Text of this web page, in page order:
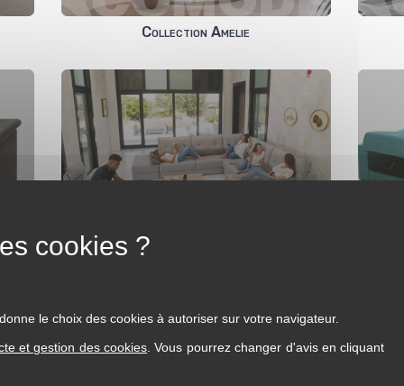
Collection Amelie
le choix des cookies à autoriser sur votre navigateur.
et gestion des cookies . Vous pourrez changer d'avis en cliquant